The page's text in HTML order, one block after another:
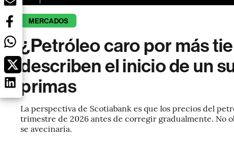
MERCADOS
¿Petróleo caro por más
describen el inicio de un
primas
La perspectiva de Scotiabank es que los precios del
trimestre de 2026 antes de corregir gradualmente. No
se avecinaría.